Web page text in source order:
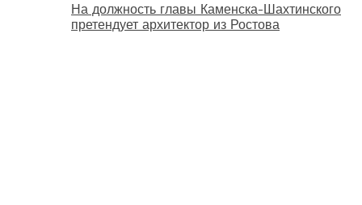
На должность главы Каменска-Шахтинского
претендует архитектор из Ростова